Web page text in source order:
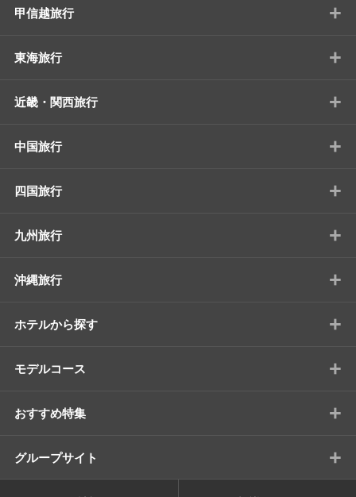
甲信越旅行 +
東海旅行 +
近畿・関西旅行 +
中国旅行 +
四国旅行 +
九州旅行 +
沖縄旅行 +
ホテルから探す +
モデルコース +
おすすめ特集 +
グループサイト +